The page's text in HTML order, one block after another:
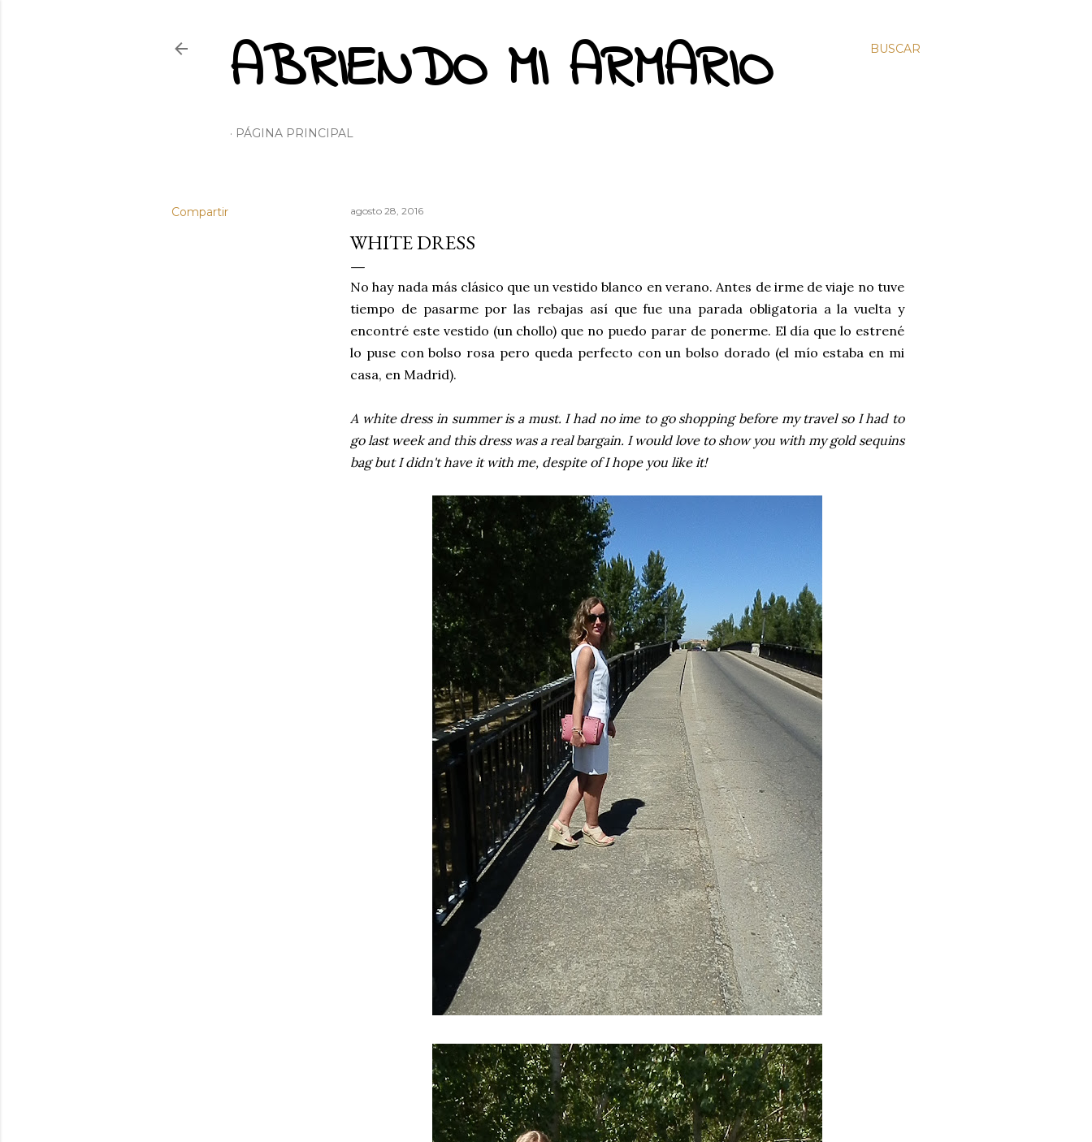
BUSCAR
ABRIENDO MI ARMARIO
PÁGINA PRINCIPAL
Compartir agosto 28, 2016
WHITE DRESS
No hay nada más clásico que un vestido blanco en verano. Antes de irme de viaje no tuve
tiempo de pasarme por las rebajas así que fue una parada obligatoria a la vuelta y
encontré este vestido (un chollo) que no puedo parar de ponerme. El día que lo estrené
lo puse con bolso rosa pero queda perfecto con un bolso dorado (el mío estaba en mi
casa, en Madrid).
A white dress in summer is a must. I had no ime to go shopping before my travel so I had to
go last week and this dress was a real bargain. I would love to show you with my gold sequins
bag but I didn't have it with me, despite of I hope you like it!